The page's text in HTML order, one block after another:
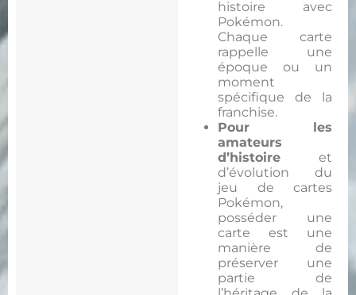
histoire avec
Pokémon.
Chaque carte
rappelle une
époque ou un
moment
spécifique de la
franchise.
Pour les
amateurs
d’histoire et
d’évolution du
jeu de cartes
Pokémon,
posséder une
carte est une
manière de
préserver une
partie de